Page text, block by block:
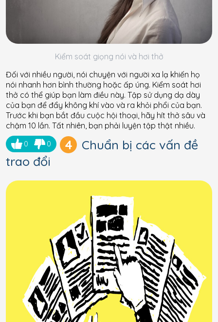
Kiểm soát giọng nói và hơi thở
Đối với nhiều người, nói chuyện với người xa lạ khiến họ
nói nhanh hơn bình thường hoặc ấp úng. Kiểm soát hơi
thở có thể giúp bạn làm điều này. Tập sử dụng dạ dày
của bạn để đẩy không khí vào và ra khỏi phổi của bạn.
Trước khi bạn bắt đầu cuộc hội thoại, hãy hít thở sâu và
chậm 10 lần. Tất nhiên, bạn phải luyện tập thật nhiều.
0 0 4
Chuẩn bị các vấn đề
trao đổi